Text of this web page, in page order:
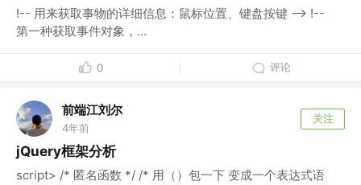
!-- 用来获取事物的详细信息：鼠标位置、键盘按键 --> !--
第一种获取事件对象，...
0 评论
前端江刘尔
4年前
关注
jQuery框架分析
script> /* 匿名函数 */ /* 用（）包一下 变成一个表达式语